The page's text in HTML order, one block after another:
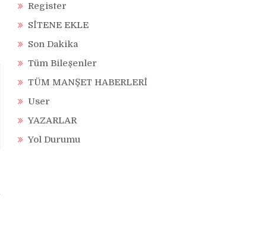
Register
SİTENE EKLE
Son Dakika
Tüm Bileşenler
TÜM MANŞET HABERLERİ
User
YAZARLAR
Yol Durumu